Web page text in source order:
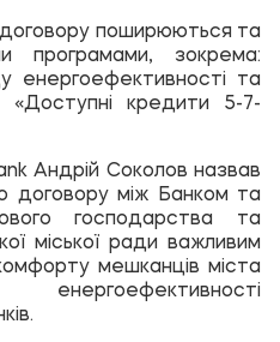
поширюються та
програмами, зокрема:
енергоефективності та
кредити 5-7-
Андрій Соколов назвав
договору між Банком та
господарства та
міської ради важливим
мешканців міста